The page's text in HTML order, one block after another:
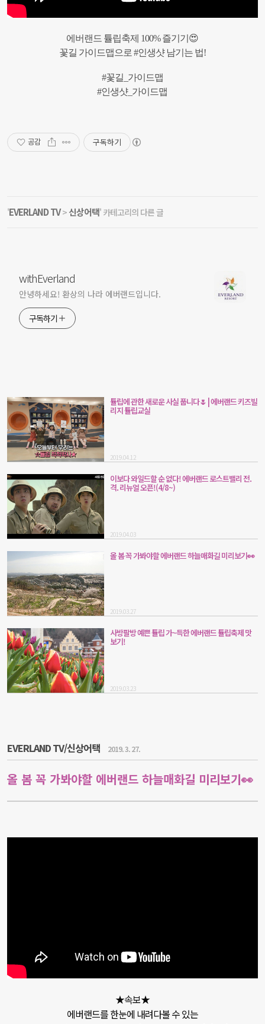
에버랜드 튤립축제 100%즐기기 😍
꽃길 가이드맵으로 #인생샷 남기는 법!
#꽃길 가이드맵
#인생샷_ 가이드맵
공감 구독하기
'EVERLAND TV> 신상어택' 카테고리의 다른 글
withEverland
안녕하세요! 환상의 나라 에버랜드입니다.
구독하기
튤립에 관한 새로운 사실 풉니다🌷 | 에버랜드 키즈빌
리지 튤립교실
2019.04.12
이보다 와일드할 순 없다! 에버랜드 로스트밸리 전.
격. 리뉴얼 오픈!(4/8~)
2019.04.03
올 봄 꼭 가봐야할 에버랜드 하늘매화길 미리보기👀
2019.03.27
사방팔방 예쁜 튤립 가~득한 에버랜드 튤립축제 맛
보기!
2019.03.23
EVERLAND TV/신상어택 2019. 3. 27.
올 봄 꼭 가봐야할 에버랜드 하늘매화길 미리보기👀
★속보★
에버랜드를 한눈에 내려다볼 수 있는